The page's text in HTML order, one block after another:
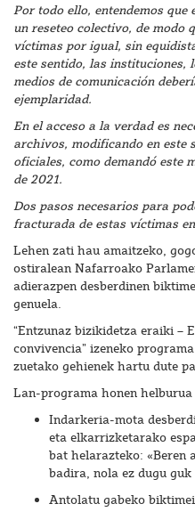
Por todo ello, entendemos
un reseteo colectivo, de modo
víctimas por igual, sin
este sentido, las
medios de comunicación
ejemplaridad.
En el acceso a la verdad es
archivos, modificando en este
oficiales, como demandó este
de 2021.
Dos pasos necesarios para
fracturada de estas víctimas
Lehen zati hau amaitzeko,
ostiralean Nafarroako
adierazpen desberdinen
genuela.
“Entzunaz bizikidetza eraiki –
convivencia” izeneko
zuetako gehienek hartu dute
Lan-programa honen
Indarkeria-mota
eta elkarrizketarako
bat helarazteko: «Beren
badira, nola ez dugu
Antolatu gabeko